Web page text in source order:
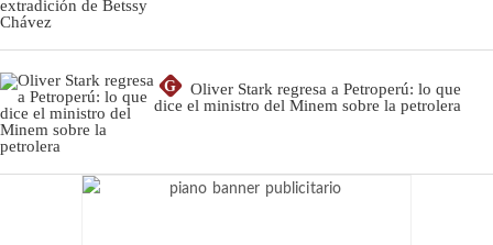
G
Oliver Stark regresa a Petroperú: lo que
dice el ministro del Minem sobre la petrolera